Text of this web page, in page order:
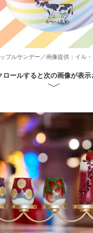
プルサンデー／画像提供：イル
ロールすると次の画像が表